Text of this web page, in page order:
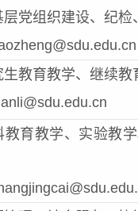
党组织建设、纪检
教育教学、继续教
教育教学、实验教